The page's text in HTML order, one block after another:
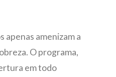
apenas amenizam a
O programa,
em todo